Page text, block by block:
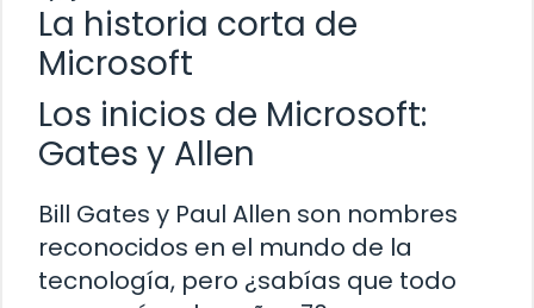
La historia corta de
Microsoft
Los inicios de Microsoft:
Gates y Allen
Bill Gates y Paul Allen son nombres
reconocidos en el mundo de la
tecnología, pero ¿sabías que todo